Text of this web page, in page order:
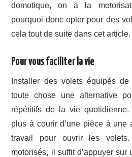
domotique, on a la
pourquoi donc opter pour des
cela tout de suite dans cet article.
Pour vous faciliter la vie
Installer des volets équipés
toute chose une alternative
répétitifs de la vie quotidienne.
plus à courir d’une pièce à une
travail pour ouvrir les
motorisés, il suffit d’appuyer sur